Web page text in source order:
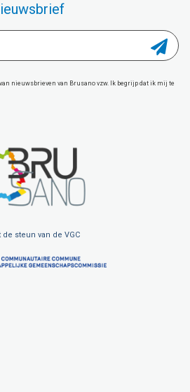
nieuwsbrieven van Brusano vzw. Ik begrijp dat ik mij te
de steun van de VGC